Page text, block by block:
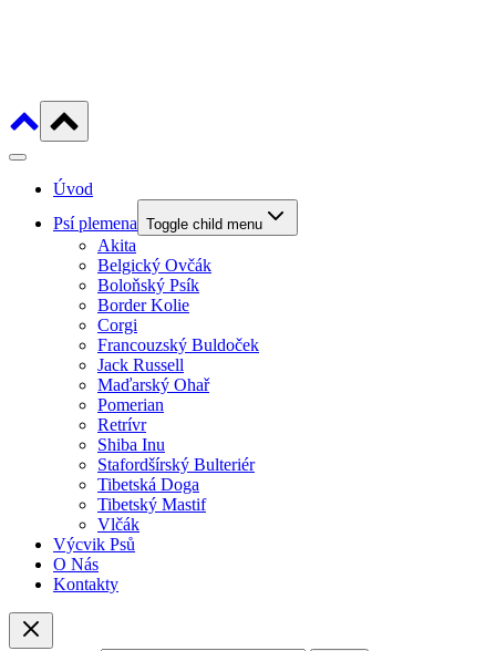
Úvod
Psí plemena Toggle child menu
Akita
Belgický Ovčák
Boloňský Psík
Border Kolie
Corgi
Francouzský Buldoček
Jack Russell
Maďarský Ohař
Pomerian
Retrívr
Shiba Inu
Stafordšírský Bulteriér
Tibetská Doga
Tibetský Mastif
Vlčák
Výcvik Psů
O Nás
Kontakty